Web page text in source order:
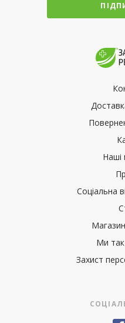
Наші
Соціальна
Ми
Захист